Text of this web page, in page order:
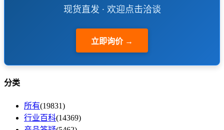
现货直发 · 欢迎点击洽谈
立即询价 →
分类
所有(19831)
行业百科(14369)